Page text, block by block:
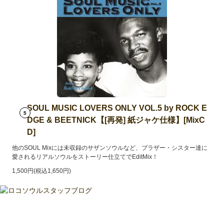
5
SOUL MUSIC LOVERS ONLY VOL.5 by ROCK E
DGE & BEETNICK【[再発] 紙ジャケ仕様】[MixC
D]
他のSOUL Mixには未収録のサザンソウルなど、ブラザー・シスター達に
愛されるリアルソウルをストーリー仕立てでEditMix！
1,500円(税込1,650円)